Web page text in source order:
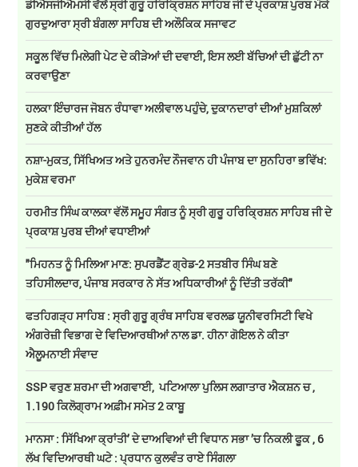
ਡੀਐਸਜੀਐਮਸੀ ਵੱਲੋਂ ਸ੍ਰੀ ਗੁਰੂ ਹਰਿਕ੍ਰਿਸ਼ਨ ਸਾਹਿਬ ਜੀ ਦੇ ਪ੍ਰਕਾਸ਼ ਪੁਰਬ ਮੌਕੇ
ਗੁਰਦੁਆਰਾ ਸ੍ਰੀ ਬੰਗਲਾ ਸਾਹਿਬ ਦੀ ਅਲੌਕਿਕ ਸਜਾਵਟ
ਸਕੂਲ ਵਿੱਚ ਮਿਲੇਗੀ ਪੇਟ ਦੇ ਕੀੜੇਆਂ ਦੀ ਦਵਾਈ, ਇਸ ਲਈ ਬੱਚਿਆਂ ਦੀ ਛੁੱਟੀ ਨਾ
ਕਰਵਾਉਣਾ
ਹਲਕਾ ਇੰਚਾਰਜ ਜੋਬਨ ਰੰਧਾਵਾ ਅਲੀਵਾਲ ਪਹੁੰਚੇ, ਦੁਕਾਨਦਾਰਾਂ ਦੀਆਂ ਮੁਸ਼ਕਿਲਾਂ
ਸੁਣਕੇ ਕੀਤੀਆਂ ਹੱਲ
ਨਸ਼ਾ-ਮੁਕਤ, ਸਿੱਖਿਅਤ ਅਤੇ ਹੁਨਰਮੰਦ ਨੌਜਵਾਨ ਹੀ ਪੰਜਾਬ ਦਾ ਸੁਨਹਿਰਾ ਭਵਿੱਖ:
ਮੁਕੇਸ਼ ਵਰਮਾ
ਹਰਮੀਤ ਸਿੰਘ ਕਾਲਕਾ ਵੱਲੋਂ ਸਮੂਹ ਸੰਗਤ ਨੂੰ ਸ੍ਰੀ ਗੁਰੂ ਹਰਿਕ੍ਰਿਸ਼ਨ ਸਾਹਿਬ ਜੀ ਦੇ
ਪ੍ਰਕਾਸ਼ ਪੁਰਬ ਦੀਆਂ ਵਧਾਈਆਂ
"ਮਿਹਨਤ ਨੂੰ ਮਿਲਿਆ ਮਾਣ: ਸੁਪਰਡੈਂਟ ਗ੍ਰੇਡ-2 ਸਤਬੀਰ ਸਿੰਘ ਬਣੇ
ਤਹਿਸੀਲਦਾਰ, ਪੰਜਾਬ ਸਰਕਾਰ ਨੇ ਸੱਤ ਅਧਿਕਾਰੀਆਂ ਨੂੰ ਦਿੱਤੀ ਤਰੱਕੀ"
ਫਤਹਿਗੜ੍ਹ ਸਾਹਿਬ : ਸ੍ਰੀ ਗੁਰੂ ਗ੍ਰੰਥ ਸਾਹਿਬ ਵਰਲਡ ਯੂਨੀਵਰਸਿਟੀ ਵਿਖੇ
ਅੰਗਰੇਜ਼ੀ ਵਿਭਾਗ ਦੇ ਵਿਦਿਆਰਥੀਆਂ ਨਾਲ ਡਾ. ਹੀਨਾ ਗੋਇਲ ਨੇ ਕੀਤਾ
ਐਲੂਮਨਾਈ ਸੰਵਾਦ
SSP ਵਰੁਣ ਸ਼ਰਮਾ ਦੀ ਅਗਵਾਈ, ਪਟਿਆਲਾ ਪੁਲਿਸ ਲਗਾਤਾਰ ਐਕਸ਼ਨ ਚ ,
1.190 ਕਿਲੋਗ੍ਰਾਮ ਅਫ਼ੀਮ ਸਮੇਤ 2 ਕਾਬੂ
ਮਾਨਸਾ : ਸਿੱਖਿਆ ਕ੍ਰਾਂਤੀ’ ਦੇ ਦਾਅਵਿਆਂ ਦੀ ਵਿਧਾਨ ਸਭਾ ’ਚ ਨਿਕਲੀ ਫੂਕ , 6
ਲੱਖ ਵਿਦਿਆਰਥੀ ਘਟੇ : ਪ੍ਰਧਾਨ ਕੁਲਵੰਤ ਰਾਏ ਸਿੰਗਲਾ